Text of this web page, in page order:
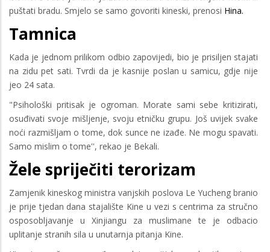
puštati bradu. Smjelo se samo govoriti kineski, prenosi Hina.
Tamnica
Kada je jednom prilikom odbio zapovijedi, bio je prisiljen stajati
na zidu pet sati. Tvrdi da je kasnije poslan u samicu, gdje nije
jeo 24 sata.
"Psihološki pritisak je ogroman. Morate sami sebe kritizirati,
osuđivati svoje mišljenje, svoju etničku grupu. Još uvijek svake
noći razmišljam o tome, dok sunce ne izađe. Ne mogu spavati.
Samo mislim o tome'', rekao je Bekali.
Žele spriječiti terorizam
Zamjenik kineskog ministra vanjskih poslova Le Yucheng branio
je prije tjedan dana stajalište Kine u vezi s centrima za stručno
osposobljavanje u Xinjiangu za muslimane te je odbacio
uplitanje stranih sila u unutarnja pitanja Kine.